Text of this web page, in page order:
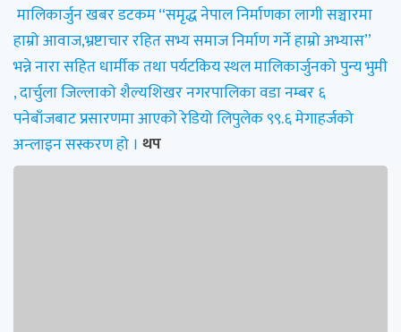
मालिकार्जुन खबर डटकम “समृद्ध नेपाल निर्माणका लागी सञ्चारमा
हाम्रो आवाज,भ्रष्टाचार रहित सभ्य समाज निर्माण गर्ने हाम्रो अभ्यास”
भन्ने नारा सहित धार्मीक तथा पर्यटकिय स्थल मालिकार्जुनको पुन्य भुमी
, दार्चुला जिल्लाको शैल्यशिखर नगरपालिका वडा नम्बर ६
पनेबाँजबाट प्रसारणमा आएको रेडियो लिपुलेक ९९.६ मेगाहर्जको
अन्लाइन सस्करण हो । थप